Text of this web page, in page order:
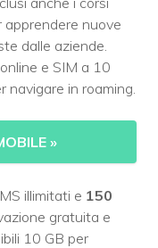
nuove
dalle aziende.
e SIM a 10
navigare in roaming.
»
illimitati e 150
gratuita e
10 GB per